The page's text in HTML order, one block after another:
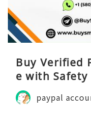
Buy Verified
e with Safety
paypal